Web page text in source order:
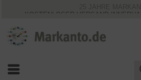
KOSTENLOSER VERSAND
VIELFÄLTIGE
BESTPRICE-